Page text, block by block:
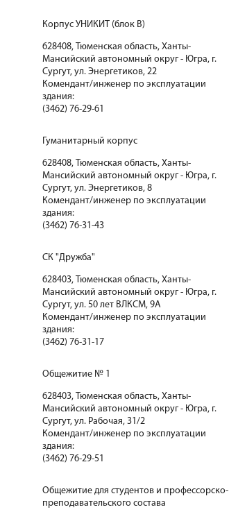
Корпус УНИКИТ (блок В)
628408, Тюменская область, Ханты-
Мансийский автономный округ - Югра, г.
Сургут, ул. Энергетиков, 22
Комендант/инженер по эксплуатации
здания:
(3462) 76-29-61
Гуманитарный корпус
628408, Тюменская область, Ханты-
Мансийский автономный округ - Югра, г.
Сургут, ул. Энергетиков, 8
Комендант/инженер по эксплуатации
здания:
(3462) 76-31-43
СК "Дружба"
628403, Тюменская область, Ханты-
Мансийский автономный округ - Югра, г.
Сургут, ул. 50 лет ВЛКСМ, 9А
Комендант/инженер по эксплуатации
здания:
(3462) 76-31-17
Общежитие № 1
628403, Тюменская область, Ханты-
Мансийский автономный округ - Югра, г.
Сургут, ул. Рабочая, 31/2
Комендант/инженер по эксплуатации
здания:
(3462) 76-29-51
Общежитие для студентов и профессорско-
преподавательского состава